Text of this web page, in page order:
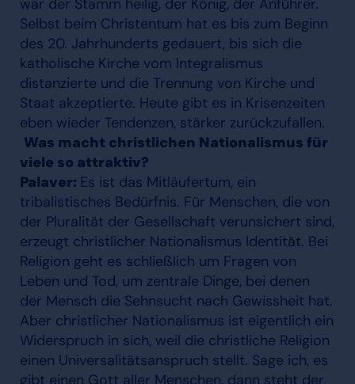
war der Stamm heilig, der König, der Anführer.
Selbst beim Christentum hat es bis zum Beginn
des 20. Jahrhunderts gedauert, bis sich die
katholische Kirche vom Integralismus
distanzierte und die Trennung von Kirche und
Staat akzeptierte. Heute gibt es in Krisenzeiten
eben wieder Tendenzen, stärker zurückzufallen.
Was macht christlichen Nationalismus für
viele so attraktiv?
Palaver: Es ist das Mitläufertum, ein
tribalistisches Bedürfnis. Für Menschen, die von
der Pluralität der Gesellschaft verunsichert sind,
erzeugt christlicher Nationalismus Identität. Bei
Religion geht es schließlich um Fragen von
Leben und Tod, um zentrale Dinge, bei denen
der Mensch die Sehnsucht nach Gewissheit hat.
Aber christlicher Nationalismus ist eigentlich ein
Widerspruch in sich, weil die christliche Religion
einen Universalitätsanspruch stellt. Sage ich, es